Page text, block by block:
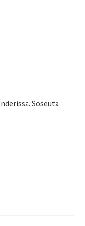
Soseuta